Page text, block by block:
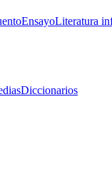
EnsayoLiteratura
Diccionarios